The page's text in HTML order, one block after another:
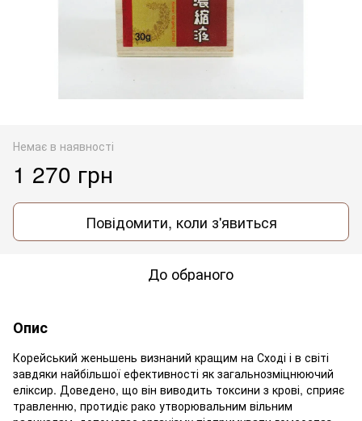
Немає в наявності
1 270 грн
Повідомити, коли з'явиться
До обраного
Опис
Корейський женьшень визнаний кращим на Сході і в світі
завдяки найбільшої ефективності як загальнозміцнюючий
еліксир. Доведено, що він виводить токсини з крові, сприяє
травленню, протидіє рако утворювальним вільним